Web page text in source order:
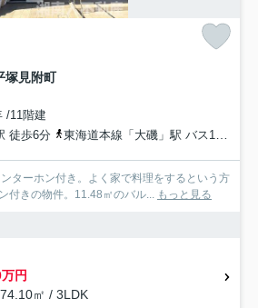
塚見附町
/11階建
徒歩6分
東海道本線「大磯」駅 バス14分 神奈川中央交通「平塚文化芸術ホール前」 停歩3分
ターホン付き。よく家で料理をするという方
付きの物件。11.48㎡のバル...
もっと見る
円
㎡ / 3LDK